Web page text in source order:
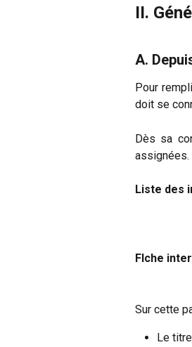
II.
A.
Pour
doit se
Dès sa
assignées.
Liste des
FIche
Sur cette
Le